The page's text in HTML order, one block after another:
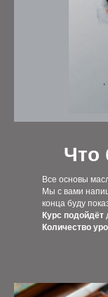
Что
Все основы
Мы с вами
конца буду
Курс подойдёт
Количество